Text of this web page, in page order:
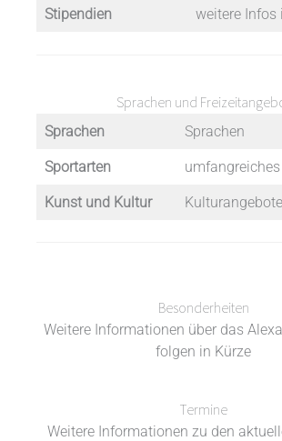
Stipendien weitere Infos
Sprachen und
Sprachen Sprachen
Sportarten
Kunst und Kultur Kulturangebote
Besonderheiten
Weitere Informationen über das
folgen in Kürze
Termine
Weitere Informationen zu den